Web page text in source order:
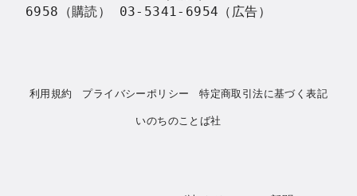
6958（購読） 03-5341-6954（広告）
利用規約 プライバシーポリシー
特定商取引法に基づく表記
いのちのことば社